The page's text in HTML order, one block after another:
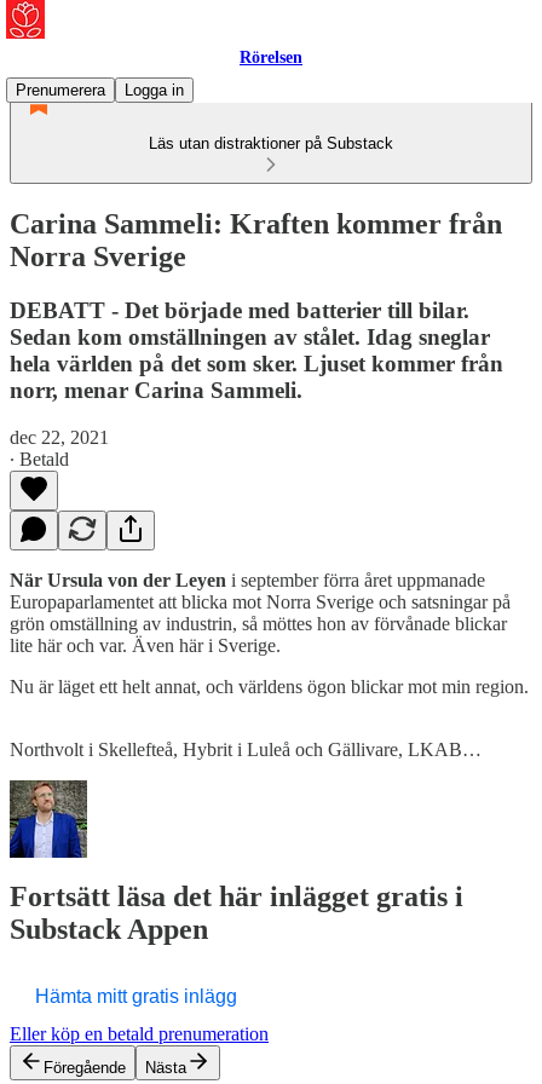
Rörelsen
Prenumerera
Logga in
Läs utan distraktioner på Substack
Carina Sammeli: Kraften kommer från
Norra Sverige
DEBATT - Det började med batterier till bilar.
Sedan kom omställningen av stålet. Idag sneglar
hela världen på det som sker. Ljuset kommer från
norr, menar Carina Sammeli.
dec 22, 2021
∙ Betald
När Ursula von der Leyen i september förra året uppmanade
Europaparlamentet att blicka mot Norra Sverige och satsningar på
grön omställning av industrin, så möttes hon av förvånade blickar
lite här och var. Även här i Sverige.
Nu är läget ett helt annat, och världens ögon blickar mot min region.
Northvolt i Skellefteå, Hybrit i Luleå och Gällivare, LKAB…
Fortsätt läsa det här inlägget gratis i
Substack Appen
Hämta mitt gratis inlägg
Eller köp en betald prenumeration
Föregående Nästa